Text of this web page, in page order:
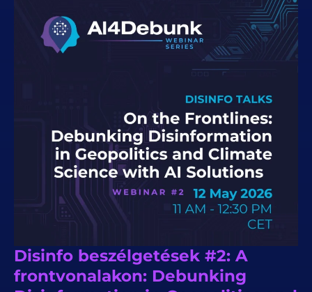
Disinfo beszélgetések #2: A
frontvonalakon: Debunking